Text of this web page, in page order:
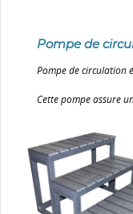
Pompe de
Pompe de circulation
Cette pompe assure